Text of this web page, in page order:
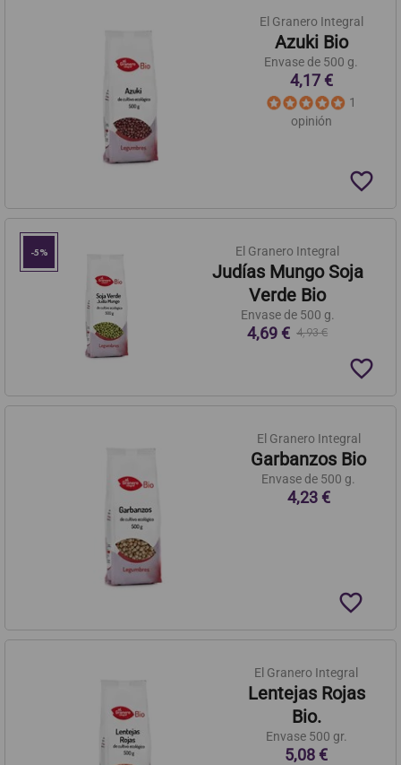
El Granero Integral
Azuki Bio
Envase de 500 g.
4,17 €
1
opinión
favorite_border
-5% El Granero Integral
Judías Mungo Soja
Verde Bio
Envase de 500 g.
4,69 € 4,93 €
favorite_border
El Granero Integral
Garbanzos Bio
Envase de 500 g.
4,23 €
favorite_border
El Granero Integral
Lentejas Rojas
Bio.
Envase 500 gr.
5,08 €